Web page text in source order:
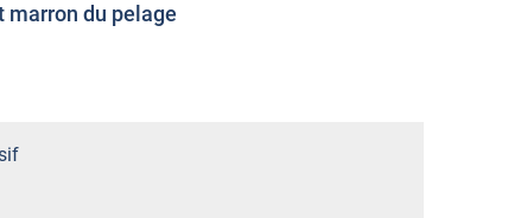
du pelage